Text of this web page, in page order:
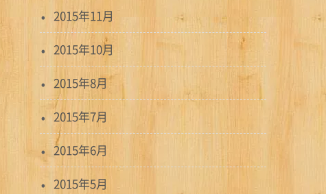
2015年11月
2015年10月
2015年8月
2015年7月
2015年6月
2015年5月